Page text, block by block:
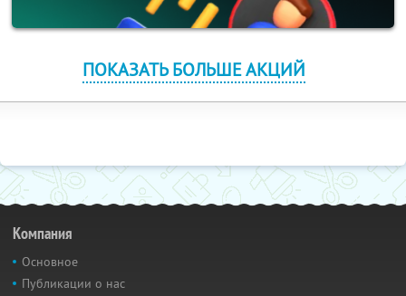
ПОКАЗАТЬ БОЛЬШЕ АКЦИЙ
Компания
Основное
Публикации о нас